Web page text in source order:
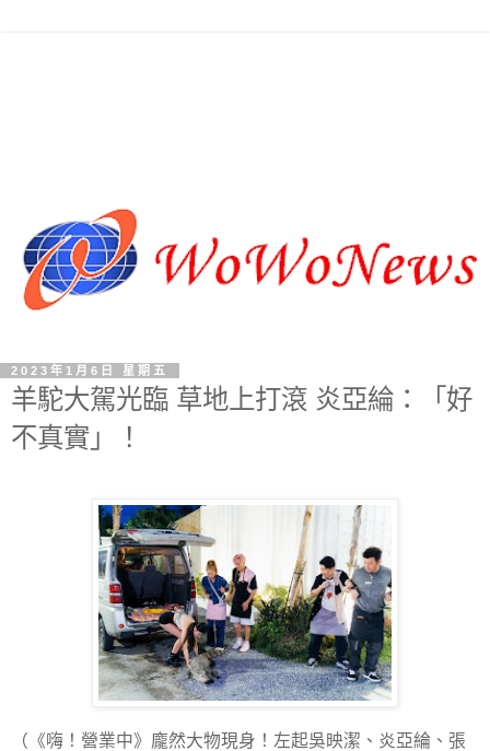
2023年1月6日 星期五
羊駝大駕光臨 草地上打滾 炎亞綸：「好
不真實」！
（《嗨！營業中》龐然大物現身！左起吳映潔、炎亞綸、張